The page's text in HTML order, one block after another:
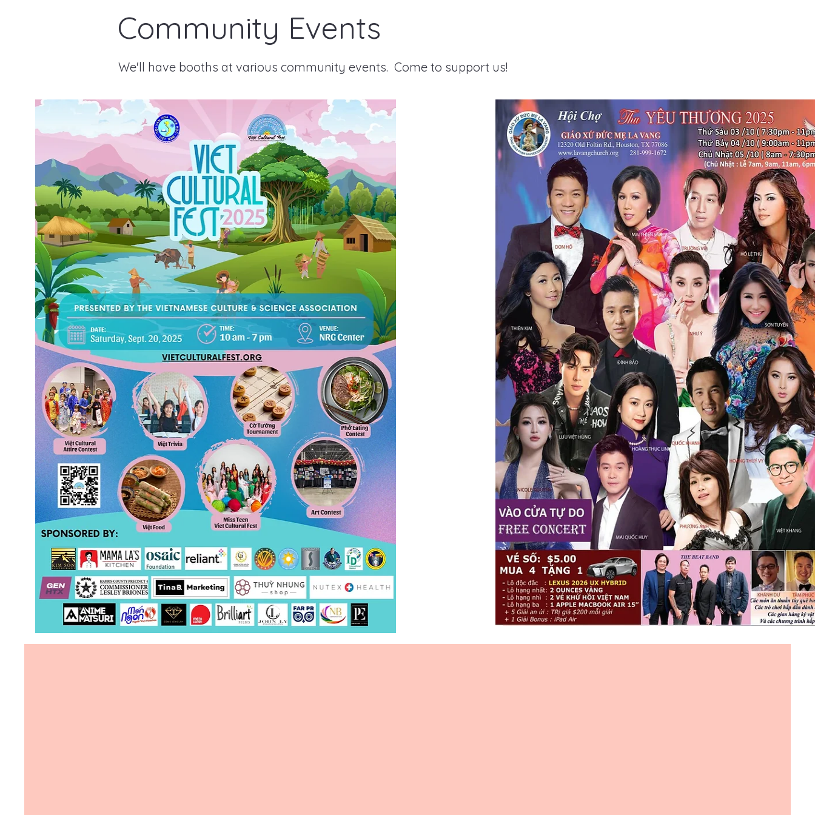
Community Events
We'll have booths at various community events. Come to support us!